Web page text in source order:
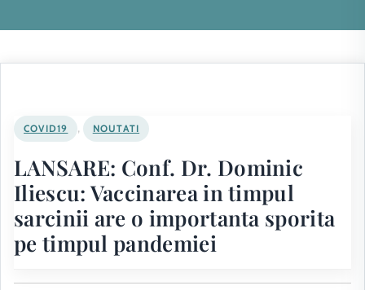
COVID19 , NOUTATI
LANSARE: Conf. Dr. Dominic
Iliescu: Vaccinarea in timpul
sarcinii are o importanta sporita
pe timpul pandemiei